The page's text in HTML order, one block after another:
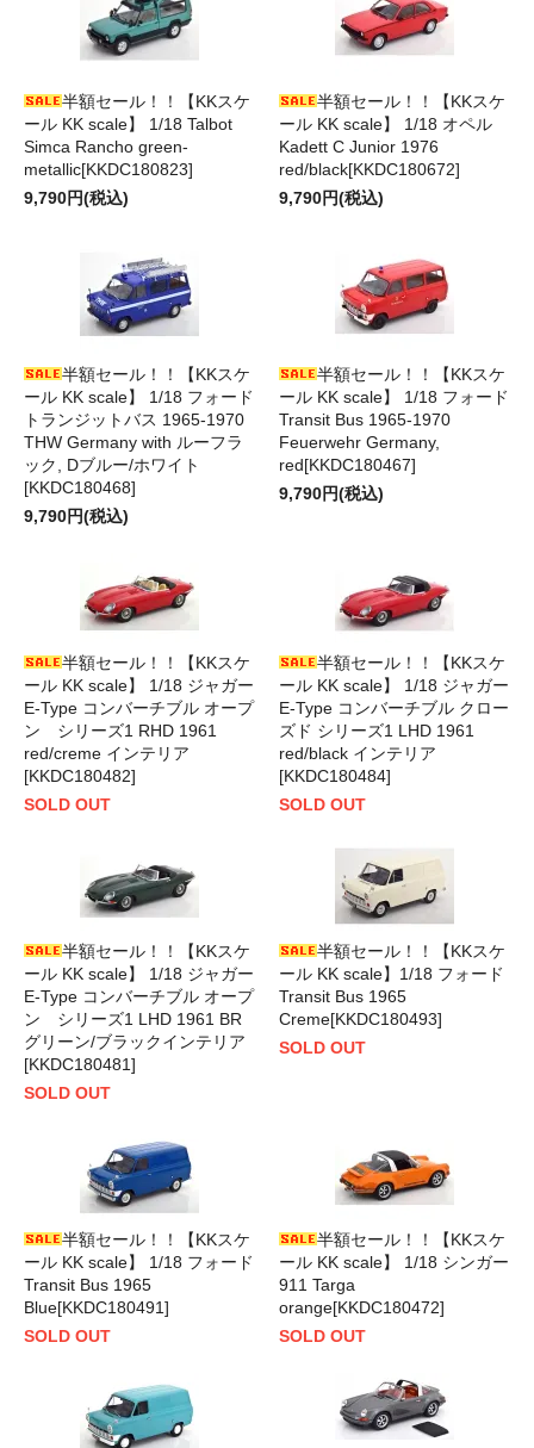
半額セール！！【KKスケ
ール KK scale】 1/18 Talbot
Simca Rancho green-
metallic[KKDC180823]
9,790円(税込)
半額セール！！【KKスケ
ール KK scale】 1/18 オペル
Kadett C Junior 1976
red/black[KKDC180672]
9,790円(税込)
半額セール！！【KKスケ
ール KK scale】 1/18 フォード
トランジットバス 1965-1970
THW Germany with ルーフラ
ック, Dブルー/ホワイト
[KKDC180468]
9,790円(税込)
半額セール！！【KKスケ
ール KK scale】 1/18 フォード
Transit Bus 1965-1970
Feuerwehr Germany,
red[KKDC180467]
9,790円(税込)
半額セール！！【KKスケ
ール KK scale】 1/18 ジャガー
E-Type コンバーチブル オープ
ン シリーズ1 RHD 1961
red/creme インテリア
[KKDC180482]
SOLD OUT
半額セール！！【KKスケ
ール KK scale】 1/18 ジャガー
E-Type コンバーチブル クロー
ズド シリーズ1 LHD 1961
red/black インテリア
[KKDC180484]
SOLD OUT
半額セール！！【KKスケ
ール KK scale】 1/18 ジャガー
E-Type コンバーチブル オープ
ン シリーズ1 LHD 1961 BR
グリーン/ブラックインテリア
[KKDC180481]
SOLD OUT
半額セール！！【KKスケ
ール KK scale】1/18 フォード
Transit Bus 1965
Creme[KKDC180493]
SOLD OUT
半額セール！！【KKスケ
ール KK scale】 1/18 フォード
Transit Bus 1965
Blue[KKDC180491]
SOLD OUT
半額セール！！【KKスケ
ール KK scale】 1/18 シンガー
911 Targa
orange[KKDC180472]
SOLD OUT